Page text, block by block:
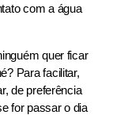
com a água
quer ficar
Para facilitar,
de preferência
for passar o dia